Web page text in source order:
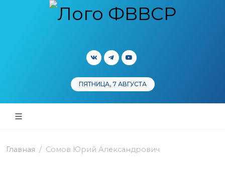
ПЯТНИЦА, 7 АВГУСТА
Главная Сомов Юрий Александрович